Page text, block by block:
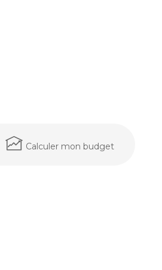
Calculer mon budget